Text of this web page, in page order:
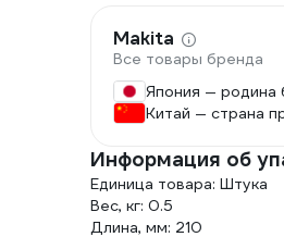
Makita
Все товары бренда
Япония — родина
Китай — страна
Информация об
Единица товара: Штука
Вес, кг: 0.5
Длина, мм: 210